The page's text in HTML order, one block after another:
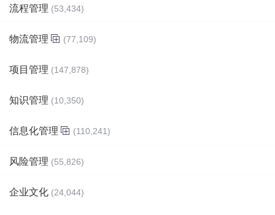
流程管理 (53,434)
物流管理 (77,109)
项目管理 (147,878)
知识管理 (10,350)
信息化管理 (110,241)
风险管理 (55,826)
企业文化 (24,044)